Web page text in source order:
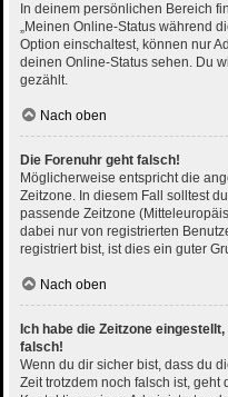
In deinem persönlichen Bereich
„Meinen Online-Status während
Option einschaltest, können nur
deinen Online-Status sehen. Du
gezählt.
Nach oben
Die Forenuhr geht falsch!
Möglicherweise entspricht die
Zeitzone. In diesem Fall solltest
passende Zeitzone
dabei nur von registrierten
registriert bist, ist dies ein guter
Nach oben
Ich habe die Zeitzone
falsch!
Wenn du dir sicher bist, dass du
Zeit trotzdem noch falsch ist,